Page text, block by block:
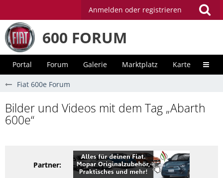
Anmelden oder registrieren
600 FORUM
Portal Forum Galerie Marktplatz Karte
Fiat 600e Forum
Bilder und Videos mit dem Tag „Abarth
600e“
Partner: